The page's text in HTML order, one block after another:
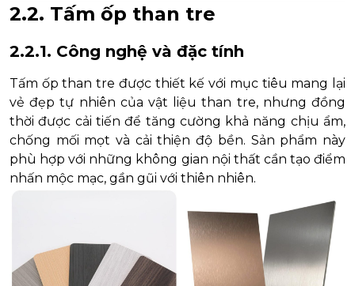
2.2. Tấm ốp than tre
2.2.1. Công nghệ và đặc tính
Tấm ốp than tre được thiết kế với mục tiêu mang lại
vẻ đẹp tự nhiên của vật liệu than tre, nhưng đồng
thời được cải tiến để tăng cường khả năng chịu ẩm,
chống mối mọt và cải thiện độ bền. Sản phẩm này
phù hợp với những không gian nội thất cần tạo điểm
nhấn mộc mạc, gần gũi với thiên nhiên.